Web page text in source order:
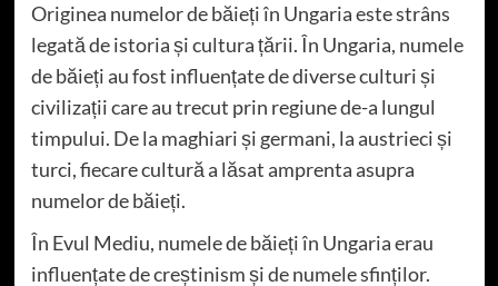
Originea numelor de băieți în Ungaria este strâns
legată de istoria și cultura țării. În Ungaria, numele
de băieți au fost influențate de diverse culturi și
civilizații care au trecut prin regiune de-a lungul
timpului. De la maghiari și germani, la austrieci și
turci, fiecare cultură a lăsat amprenta asupra
numelor de băieți.
În Evul Mediu, numele de băieți în Ungaria erau
influențate de creștinism și de numele sfinților.